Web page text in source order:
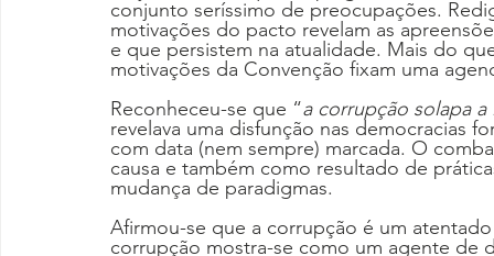
conjunto seríssimo de preocupações.
motivações do pacto revelam as
e que persistem na atualidade. Mais do
motivações da Convenção fixam uma
Reconheceu-se que “a corrupção solapa
revelava uma disfunção nas democracias
com data (nem sempre) marcada. O
causa e também como resultado de
mudança de paradigmas.
Afirmou-se que a corrupção é um atentado
corrupção mostra-se como um agente de